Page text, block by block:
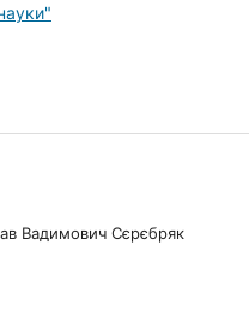
Вадимович Сєрєбряк